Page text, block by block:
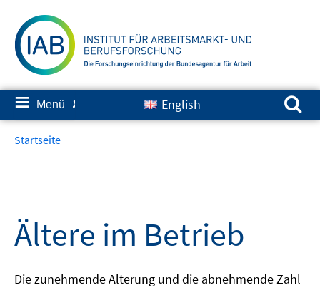
zum
Inhalt
≡ Menü ✘ English
Suchen nach:
Startseite
Ältere im Betrieb
Die zunehmende Alterung und die abnehmende Zahl